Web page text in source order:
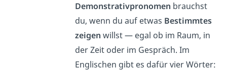
Demonstrativpronomen brauchst
du, wenn du auf etwas Bestimmtes
zeigen willst — egal ob im Raum, in
der Zeit oder im Gespräch. Im
Englischen gibt es dafür vier Wörter: